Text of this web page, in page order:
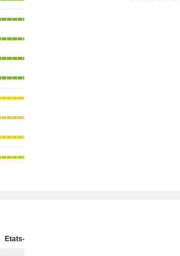
Etats-Unis